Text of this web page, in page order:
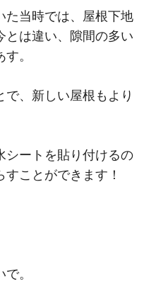
た当時では、屋根下地
とは違い、隙間の多い
。
、新しい屋根もより
シートを貼り付けるの
ことができます！
。